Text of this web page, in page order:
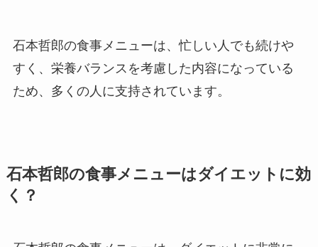
石本哲郎の食事メニューは、忙しい人でも続けや
すく、栄養バランスを考慮した内容になっている
ため、多くの人に支持されています。
石本哲郎の食事メニューはダイエットに効
く？